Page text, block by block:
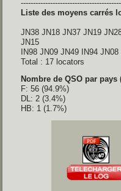
Liste des moyens carrés
JN38 JN18 JN37 JN19
JN15
IN98 JN09 JN49 IN94
Total : 17 locators
Nombre de QSO par pays
F: 56 (94.9%)
DL: 2 (3.4%)
HB: 1 (1.7%)